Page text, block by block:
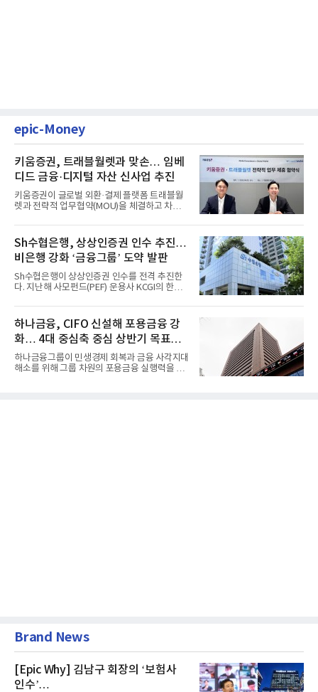
epic-Money
키움증권, 트래블월렛과 맞손… 임베
디드 금융·디지털 자산 신사업 추진
키움증권이 글로벌 외환·결제 플랫폼 트래블월
렛과 전략적 업무협약(MOU)을 체결하고 차세
Sh수협은행, 상상인증권 인수 추진…
비은행 강화 ‘금융그룹’ 도약 발판
Sh수협은행이 상상인증권 인수를 전격 추진한
다. 지난해 사모펀드(PEF) 운용사 KCGI의 한양
하나금융, CIFO 신설해 포용금융 강
화… 4대 중심축 중심 상반기 목표
60% 달성
하나금융그룹이 민생경제 회복과 금융 사각지대
해소를 위해 그룹 차원의 포용금융 실행력을 대
Brand News
[Epic Why] 김남구 회장의 ‘보험사
인수’